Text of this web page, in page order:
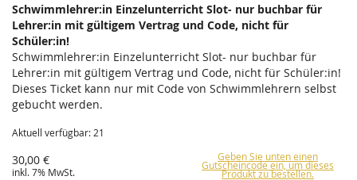
Schwimmlehrer:in Einzelunterricht Slot- nur buchbar für
Lehrer:in mit gültigem Vertrag und Code, nicht für
Schüler:in!
Schwimmlehrer:in Einzelunterricht Slot- nur buchbar für
Lehrer:in mit gültigem Vertrag und Code, nicht für Schüler:in!
Dieses Ticket kann nur mit Code von Schwimmlehrern selbst
gebucht werden.
Aktuell verfügbar: 21
30,00 €
inkl. 7% MwSt.
Geben Sie unten einen
Gutscheincode ein, um dieses
Produkt zu bestellen.